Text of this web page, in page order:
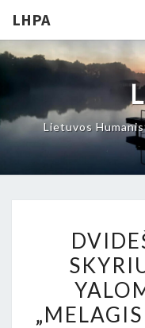
LHPA
Lietuvos